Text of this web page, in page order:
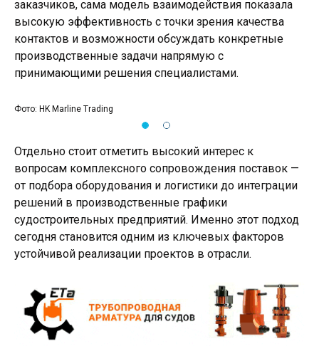
заказчиков, сама модель взаимодействия показала
высокую эффективность с точки зрения качества
контактов и возможности обсуждать конкретные
производственные задачи напрямую с
принимающими решения специалистами.
Фото: HK Marline Trading
Отдельно стоит отметить высокий интерес к
вопросам комплексного сопровождения поставок —
от подбора оборудования и логистики до интеграции
решений в производственные графики
судостроительных предприятий. Именно этот подход
сегодня становится одним из ключевых факторов
устойчивой реализации проектов в отрасли.